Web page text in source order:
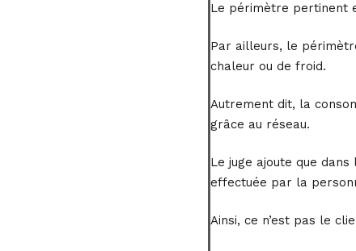
Le périmètre pertinent
Par ailleurs, le
chaleur ou de froid.
Autrement dit, la
grâce au réseau.
Le juge ajoute que
effectuée par la
Ainsi, ce n’est pas le